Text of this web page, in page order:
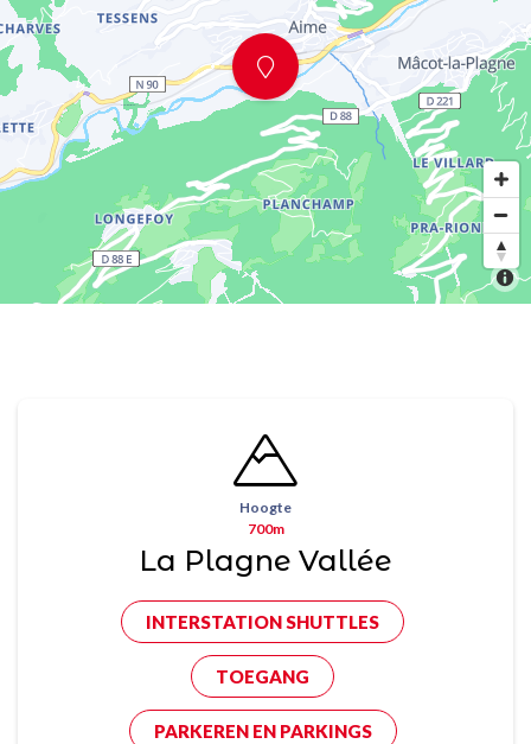
Hoogte
700m
La Plagne Vallée
INTERSTATION SHUTTLES
TOEGANG
PARKEREN EN PARKINGS